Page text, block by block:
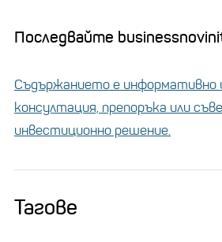
Последвайте
Съдържанието е информативно
консултация, препоръка или
инвестиционно решение.
Тагове